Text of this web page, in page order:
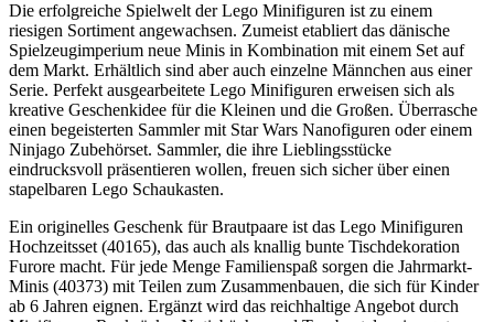
Die erfolgreiche Spielwelt der Lego Minifiguren ist zu einem
riesigen Sortiment angewachsen. Zumeist etabliert das dänische
Spielzeugimperium neue Minis in Kombination mit einem Set auf
dem Markt. Erhältlich sind aber auch einzelne Männchen aus einer
Serie. Perfekt ausgearbeitete Lego Minifiguren erweisen sich als
kreative Geschenkidee für die Kleinen und die Großen. Überrasche
einen begeisterten Sammler mit Star Wars Nanofiguren oder einem
Ninjago Zubehörset. Sammler, die ihre Lieblingsstücke
eindrucksvoll präsentieren wollen, freuen sich sicher über einen
stapelbaren Lego Schaukasten.
Ein originelles Geschenk für Brautpaare ist das Lego Minifiguren
Hochzeitsset (40165), das auch als knallig bunte Tischdekoration
Furore macht. Für jede Menge Familienspaß sorgen die Jahrmarkt-
Minis (40373) mit Teilen zum Zusammenbauen, die sich für Kinder
ab 6 Jahren eignen. Ergänzt wird das reichhaltige Angebot durch